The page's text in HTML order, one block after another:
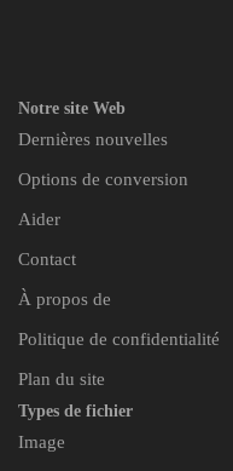
Notre site Web
Dernières nouvelles
Options de conversion
Aider
Contact
À propos de
Politique de confidentialité
Plan du site
Types de fichier
Image